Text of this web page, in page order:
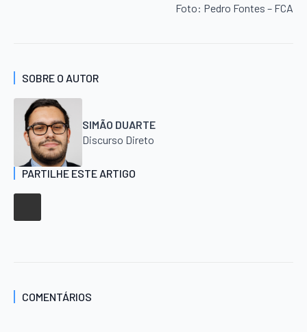
Foto: Pedro Fontes – FCA
SOBRE O AUTOR
SIMÃO DUARTE
Discurso Direto
PARTILHE ESTE ARTIGO
COMENTÁRIOS